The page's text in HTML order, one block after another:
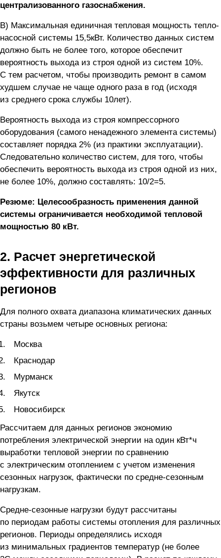
централизованного газоснабжения.
В) Максимальная единичная тепловая мощность тепло-
насосной системы 15,5кВт. Количество данных систем
должно быть не более того, которое обеспечит
вероятность выхода из строя одной из систем 10%.
С тем расчетом, чтобы производить ремонт в самом
худшем случае не чаще одного раза в год (исходя
из среднего срока службы 10лет).
Вероятность выхода из строя компрессорного
оборудования (самого ненадежного элемента системы)
составляет порядка 2% (из практики эксплуатации).
Следовательно количество систем, для того, чтобы
обеспечить вероятность выхода из строя одной из них,
не более 10%, должно составлять: 10/2=5.
Резюме: Целесообразность применения данной
системы ограничивается необходимой тепловой
мощностью 80 кВт.
2. Расчет энергетической
эффективности для различных
регионов
Для полного охвата диапазона климатических данных
страны возьмем четыре основных региона:
Москва
Краснодар
Мурманск
Якутск
Новосибирск
Рассчитаем для данных регионов экономию
потребления электрической энергии на один кВт*ч
выработки тепловой энергии по сравнению
с электрическим отоплением с учетом изменения
сезонных нагрузок, фактически по средне-сезонным
нагрузкам.
Средне-сезонные нагрузки будут рассчитаны
по периодам работы системы отопления для различных
регионов. Периоды определялись исходя
из минимальных градиентов температур (не более